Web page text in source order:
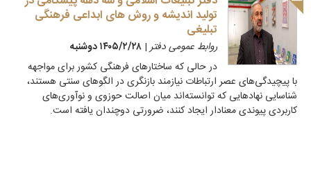
تولید اندیشه و روش های ابداعی فرهنگی
تبلیغی
روابط عمومی دفتر| ۱۴۰۵/۲/۲۸ دوشنبه
در حالی که ساختارهای فرهنگی کشور برای مواجهه
با پیچیدگی‌های عصر ارتباطات نیازمند بازنگری در الگوهای سنتی هستند،
شناسایی نهادهایی که توانسته‌اند میان اصالت حوزوی و نوآوری‌های
کاربردی پیوندی معنادار ایجاد کنند، ضرورتی دوچندان یافته است.